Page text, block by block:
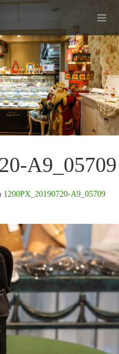
A9_05709
1200PX_20190720-A9_05709